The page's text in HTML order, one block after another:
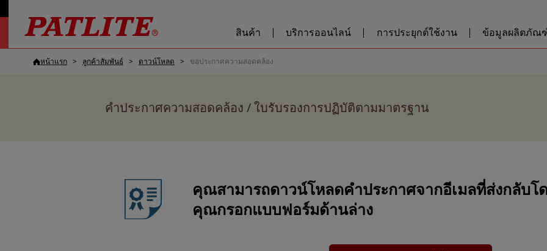
สินค้า บริการออนไลน์ การประยุกต์ใช้งาน ข้อมูลผลิตภัณฑ์
หน้าแรก ลูกค้าสัมพันธ์ ดาวน์โหลด ขอประกาศความสอดคล้อง
คำประกาศความสอดคล้อง / ใบรับรองการปฏิบัติตามมาตรฐาน
คุณสามารถดาวน์โหลดคำประกาศจากอีเมลที่ส่งกลับ
คุณกรอกแบบฟอร์มด้านล่าง